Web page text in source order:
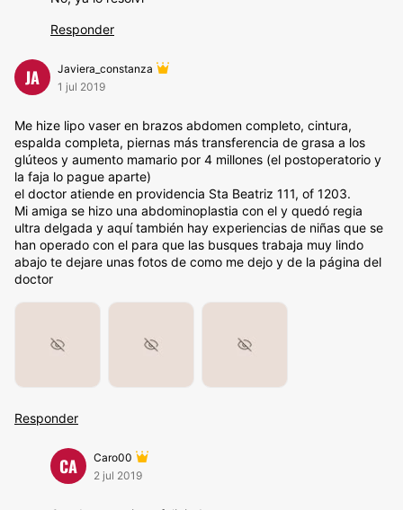
Responder
JA
Javiera_constanza
1 jul 2019
Me hize lipo vaser en brazos abdomen completo, cintura,
espalda completa, piernas más transferencia de grasa a los
glúteos y aumento mamario por 4 millones (el postoperatorio y
la faja lo pague aparte)
el doctor atiende en providencia Sta Beatriz 111, of 1203.
Mi amiga se hizo una abdominoplastia con el y quedó regia
ultra delgada y aquí también hay experiencias de niñas que se
han operado con el para que las busques trabaja muy lindo
abajo te dejare unas fotos de como me dejo y de la página del
doctor
Responder
CA
Caro00
2 jul 2019